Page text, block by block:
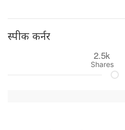
स्पीक कर्नर
2.5k
Shares